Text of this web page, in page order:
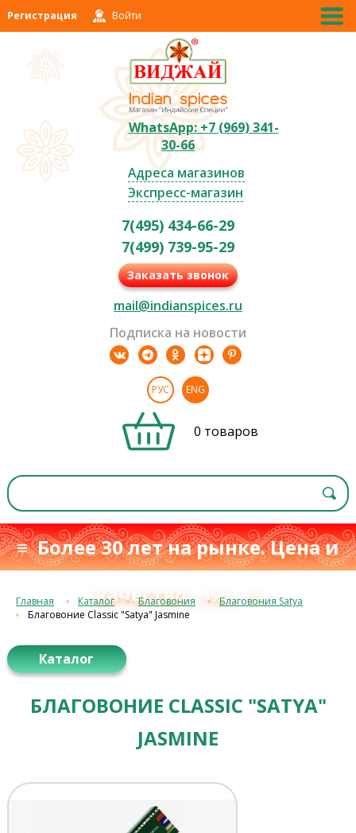
Регистрация Войти
WhatsApp: +7 (969) 341-
30-66
Адреса магазинов
Экспресс-магазин
7(495) 434-66-29
7(499) 739-95-29
Заказать звонок
mail@indianspices.ru
Подписка на новости
РУС ENG
0 товаров
≡ Более 30 лет на рынке. Цена и
качество с 1993 г.≡
Главная Каталог Благовония
Благовония Satya
Благовоние Classic "Satya" Jasmine
Каталог
БЛАГОВОНИЕ CLASSIC "SATYA"
JASMINE